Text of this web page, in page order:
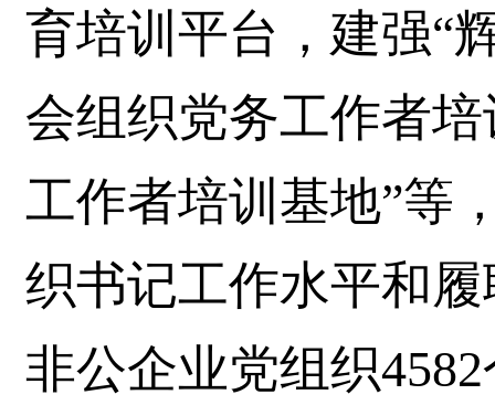
育培训平台，建强“
会组织党务工作者
工作者培训基地”等
织书记工作水平和
非公企业党组织